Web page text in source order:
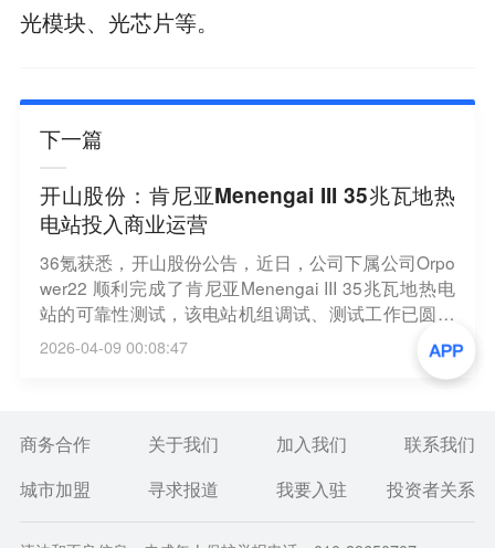
光模块、光芯片等。
下一篇
开山股份：肯尼亚Menengai III 35兆瓦地热
电站投入商业运营
36氪获悉，开山股份公告，近日，公司下属公司Orpo
wer22 顺利完成了肯尼亚Menengai III 35兆瓦地热电
站的可靠性测试，该电站机组调试、测试工作已圆满
结束。Menengai III 35兆瓦地热电站已于3月10日正式
投入商业运营。Menengai III地热电站运营期限自商业
运营之日起25年，保证年发电量为2.91亿度，未来每
2026-04-09 00:08:47
商务合作 关于我们 加入我们
联系我们
城市加盟
寻求报道 我要入驻 投资者关系